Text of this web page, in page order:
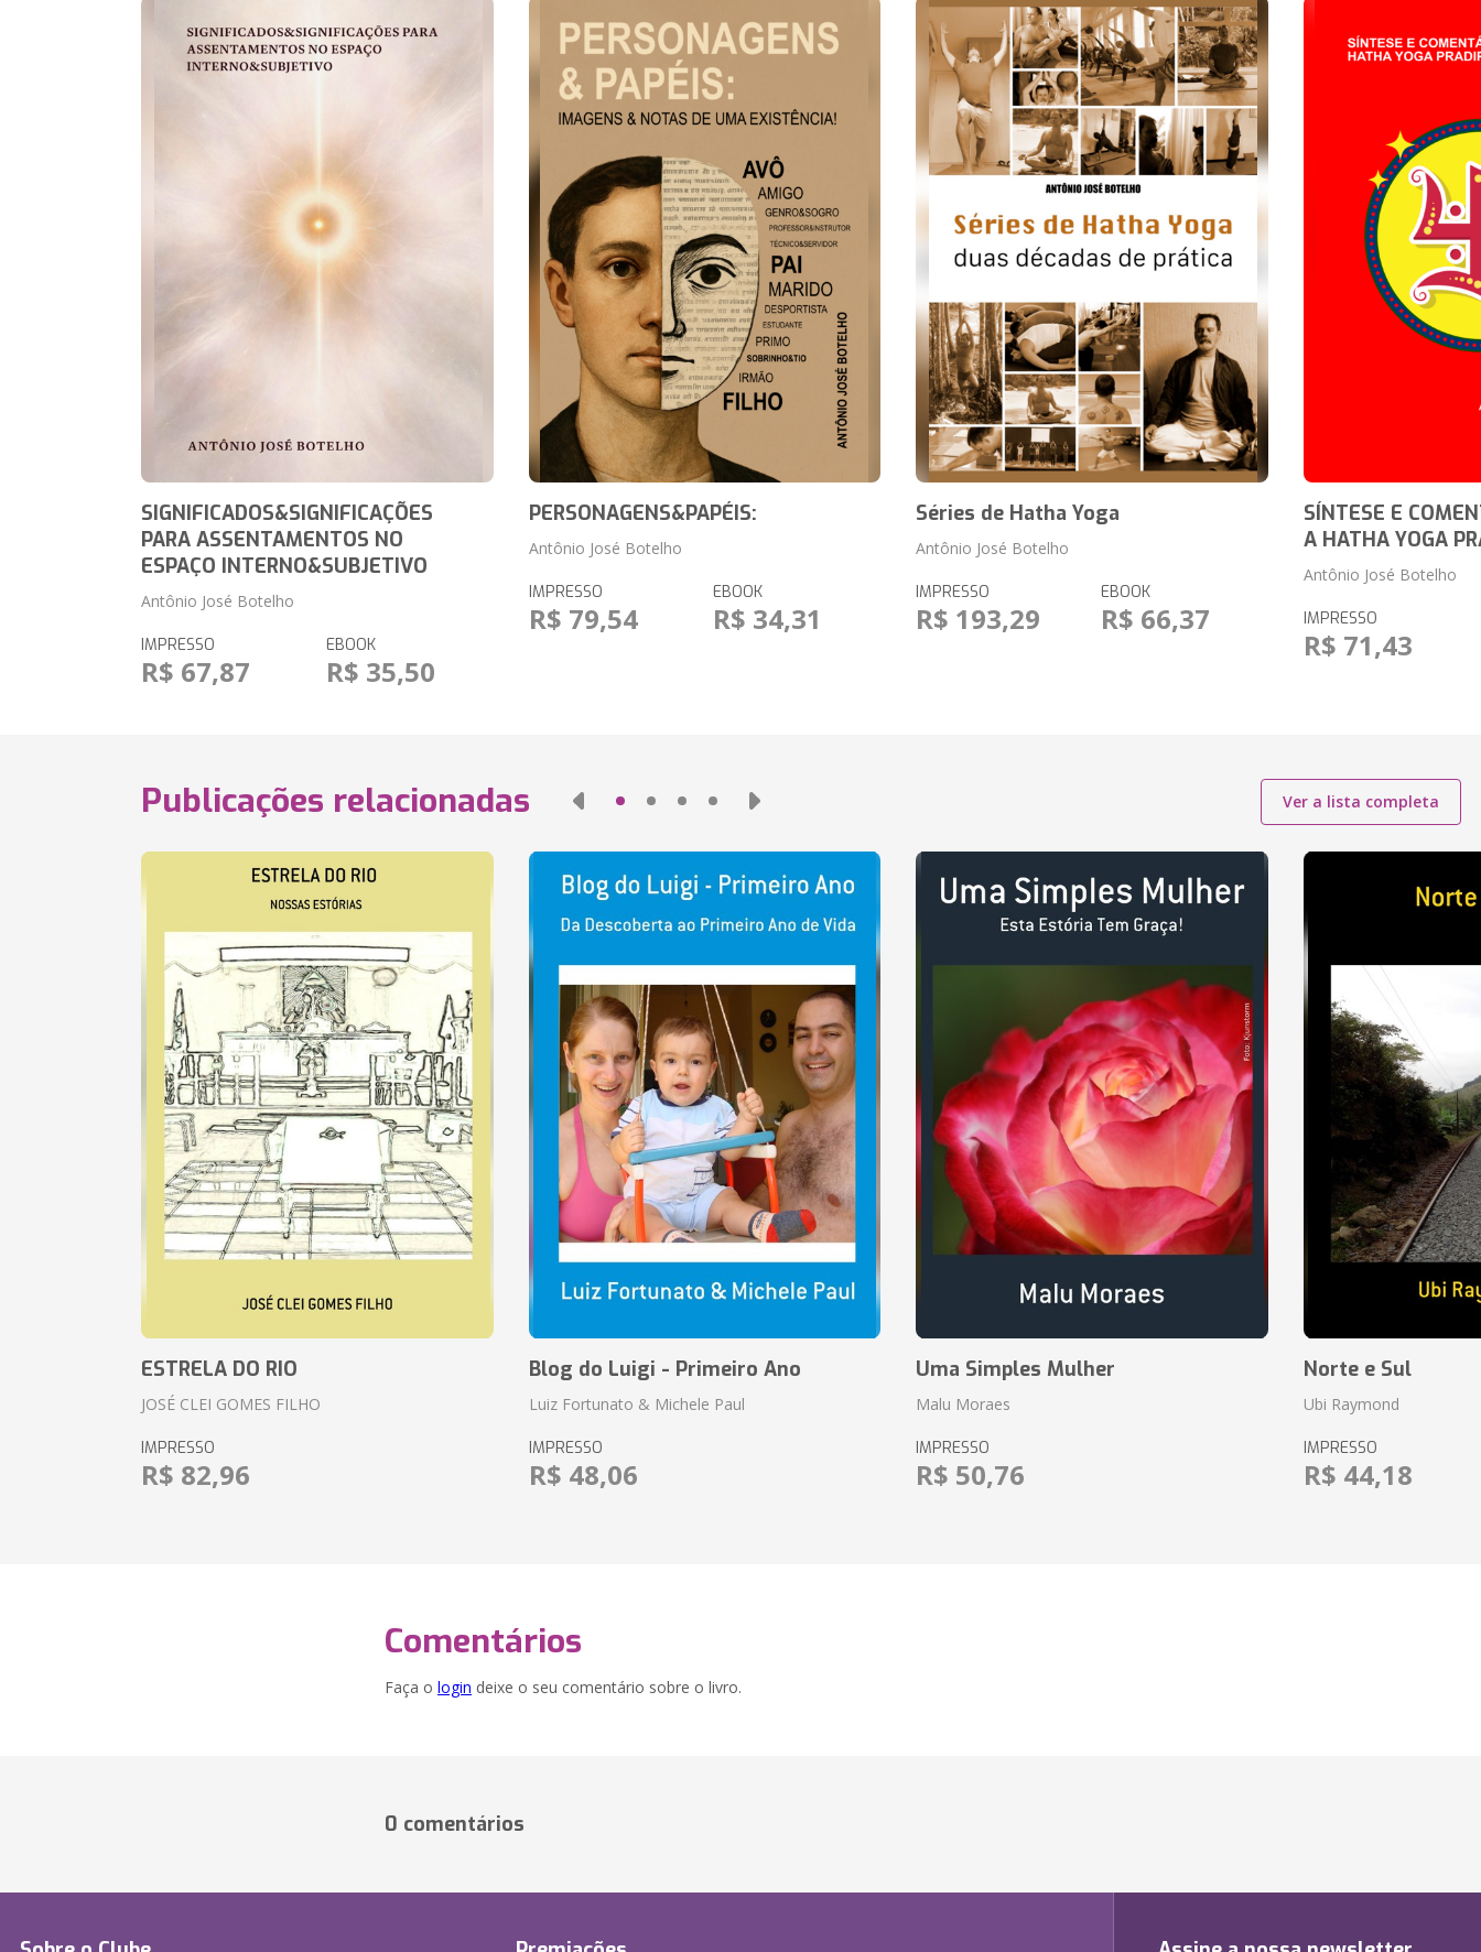
SIGNIFICADOS&SIGNIFICAÇÕES
PARA ASSENTAMENTOS NO
ESPAÇO INTERNO&SUBJETIVO
Antônio José Botelho
IMPRESSO
R$ 67,87
EBOOK
R$ 35,50
PERSONAGENS&PAPÉIS:
Antônio José Botelho
IMPRESSO
R$ 79,54
EBOOK
R$ 34,31
Séries de Hatha Yoga
Antônio José Botelho
IMPRESSO
R$ 193,29
EBOOK
R$ 66,37
SÍNTESE E
A HATHA YOGA
Antônio José Botelho
IMPRESSO
R$ 71,43
Publicações relacionadas Ver a lista completa
ESTRELA DO RIO
JOSÉ CLEI GOMES FILHO
IMPRESSO
R$ 82,96
Blog do Luigi - Primeiro Ano
Luiz Fortunato & Michele Paul
IMPRESSO
R$ 48,06
Uma Simples Mulher
Malu Moraes
IMPRESSO
R$ 50,76
Norte e Sul
Ubi Raymond
IMPRESSO
R$ 44,18
Comentários
Faça o login deixe o seu comentário sobre o livro.
0 comentários